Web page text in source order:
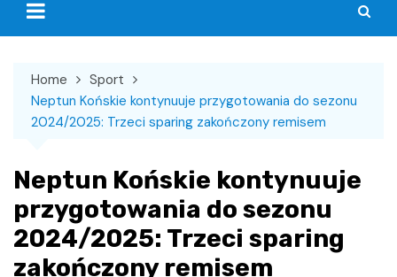
Home
Sport
Neptun Końskie kontynuuje przygotowania do sezonu
2024/2025: Trzeci sparing zakończony remisem
Neptun Końskie kontynuuje
przygotowania do sezonu
2024/2025: Trzeci sparing
zakończony remisem